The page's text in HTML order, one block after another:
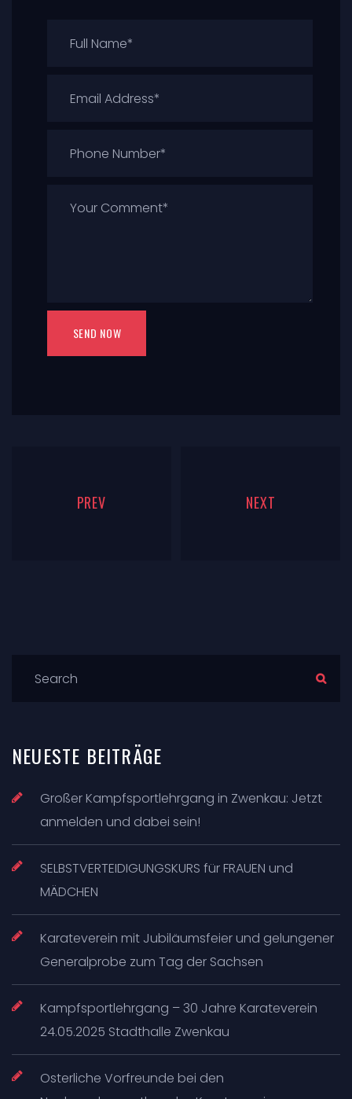
PREV NEXT
NEUESTE BEITRÄGE
Großer Kampfsportlehrgang in Zwenkau: Jetzt
anmelden und dabei sein!
SELBSTVERTEIDIGUNGSKURS für FRAUEN und
MÄDCHEN
Karateverein mit Jubiläumsfeier und gelungener
Generalprobe zum Tag der Sachsen
Kampfsportlehrgang – 30 Jahre Karateverein
24.05.2025 Stadthalle Zwenkau
Osterliche Vorfreunde bei den